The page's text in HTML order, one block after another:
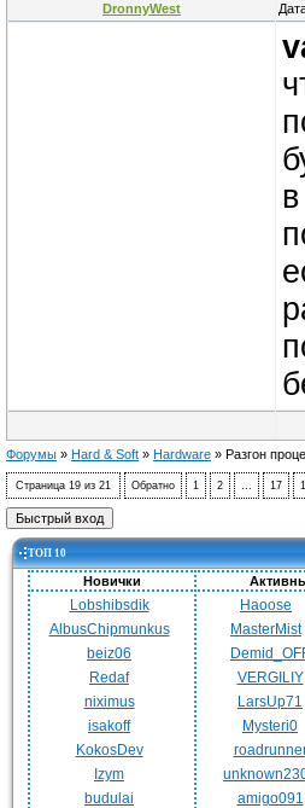
DronnyWest
Форумы » Hard & Soft » Hardware » Разгон
Страница 19 из 21 Обратно 1 2 … 17
ТОП 10
Новички
Lobshibsdik
AlbusChipmunkus
beiz06
Redaf
niximus
isakoff
KokosDev
Izym
budulai
Haoose
MasterMist
VERGILIY
LarsUp71
Mysteri0
amigo091